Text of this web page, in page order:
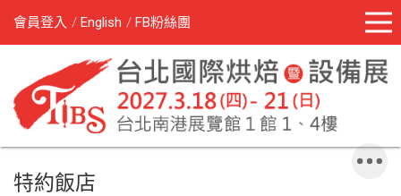
會員登入 English FB粉絲團
特約飯店